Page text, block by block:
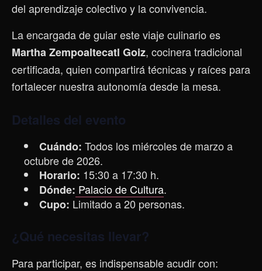
del aprendizaje colectivo y la convivencia.
La encargada de guiar este viaje culinario es
Martha Zempoaltecatl Goiz, cocinera tradicional
certificada, quien compartirá técnicas y raíces para
fortalecer nuestra autonomía desde la mesa.
Detalles del evento
Cuándo: Todos los miércoles de marzo a
octubre de 2026.
Horario: 15:30 a 17:30 h.
Dónde: Palacio de Cultura.
Cupo: Limitado a 20 personas.
¿Qué necesitas llevar?
Para participar, es indispensable acudir con: